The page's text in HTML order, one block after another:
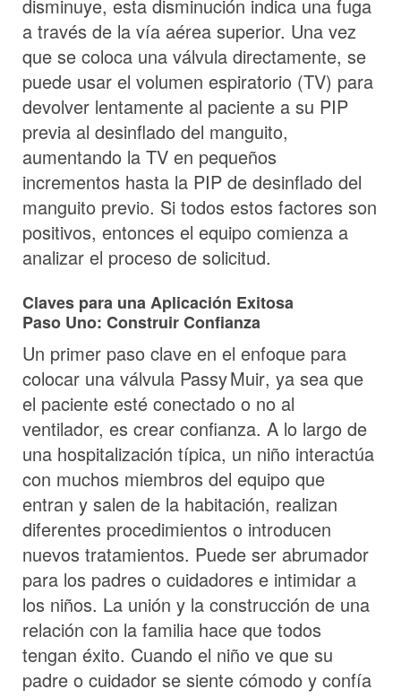
disminuye, esta disminución indica una fuga
a través de la vía aérea superior. Una vez
que se coloca una válvula directamente, se
puede usar el volumen espiratorio (TV) para
devolver lentamente al paciente a su PIP
previa al desinflado del manguito,
aumentando la TV en pequeños
incrementos hasta la PIP de desinflado del
manguito previo. Si todos estos factores son
positivos, entonces el equipo comienza a
analizar el proceso de solicitud.
Claves para una Aplicación Exitosa
Paso Uno: Construir Confianza
Un primer paso clave en el enfoque para
colocar una válvula Passy Muir, ya sea que
el paciente esté conectado o no al
ventilador, es crear confianza. A lo largo de
una hospitalización típica, un niño interactúa
con muchos miembros del equipo que
entran y salen de la habitación, realizan
diferentes procedimientos o introducen
nuevos tratamientos. Puede ser abrumador
para los padres o cuidadores e intimidar a
los niños. La unión y la construcción de una
relación con la familia hace que todos
tengan éxito. Cuando el niño ve que su
padre o cuidador se siente cómodo y confía